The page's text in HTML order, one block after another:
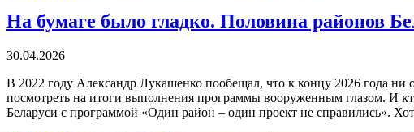
На бумаге было гладко. Половина районов
30.04.2026
В 2022 году Александр Лукашенко пообещал, что к концу 2026 года ни
посмотреть на итоги выполнения программы вооруженным глазом. И
Беларуси с программой «Один район – один проект не справились».